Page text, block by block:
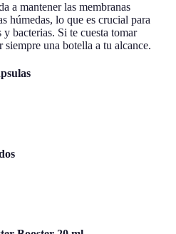
a mantener las membranas
húmedas, lo que es crucial para
bacterias. Si te cuesta tomar
siempre una botella a tu alcance.